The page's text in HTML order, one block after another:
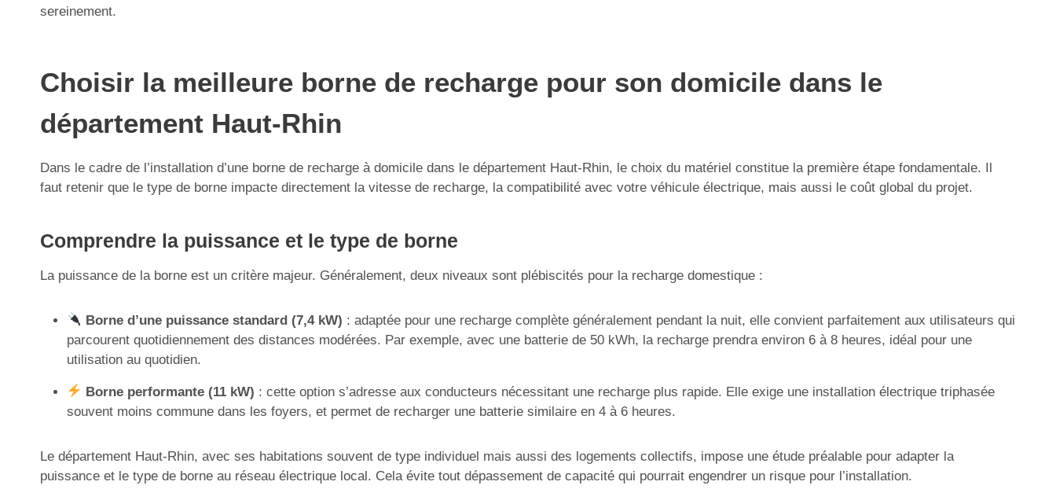
sereinement.
Choisir la meilleure borne de recharge pour son domicile dans le
département Haut-Rhin
Dans le cadre de l’installation d’une borne de recharge à domicile dans le département Haut-Rhin, le choix du matériel constitue la première étape fondamentale. Il
faut retenir que le type de borne impacte directement la vitesse de recharge, la compatibilité avec votre véhicule électrique, mais aussi le coût global du projet.
Comprendre la puissance et le type de borne
La puissance de la borne est un critère majeur. Généralement, deux niveaux sont plébiscités pour la recharge domestique :
Borne d’une puissance standard (7,4 kW) : adaptée pour une recharge complète généralement pendant la nuit, elle convient parfaitement aux utilisateurs qui
parcourent quotidiennement des distances modérées. Par exemple, avec une batterie de 50 kWh, la recharge prendra environ 6 à 8 heures, idéal pour une
utilisation au quotidien.
Borne performante (11 kW) : cette option s’adresse aux conducteurs nécessitant une recharge plus rapide. Elle exige une installation électrique triphasée
souvent moins commune dans les foyers, et permet de recharger une batterie similaire en 4 à 6 heures.
Le département Haut-Rhin, avec ses habitations souvent de type individuel mais aussi des logements collectifs, impose une étude préalable pour adapter la
puissance et le type de borne au réseau électrique local. Cela évite tout dépassement de capacité qui pourrait engendrer un risque pour l’installation.